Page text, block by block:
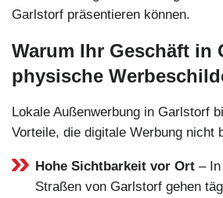
Garlstorf präsentieren können.
Warum Ihr Geschäft in
physische
Lokale Außenwerbung in Garlstorf
Vorteile, die digitale Werbung nicht
Hohe Sichtbarkeit vor Ort –
Straßen von Garlstorf gehen